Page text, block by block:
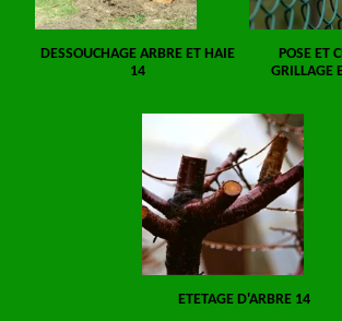
DESSOUCHAGE ARBRE ET HAIE
14
POSE ET
GRILLAGE
ETETAGE D'ARBRE 14